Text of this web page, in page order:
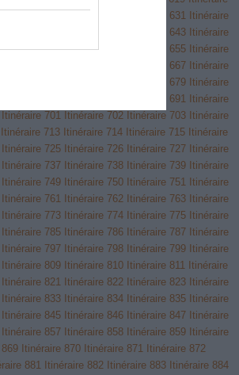
Itinéraire 631 Itinéraire
Itinéraire 643 Itinéraire
Itinéraire 653 Itinéraire 654 Itinéraire 655 Itinéraire
Itinéraire 667 Itinéraire
Itinéraire 679 Itinéraire
Itinéraire 691 Itinéraire
Itinéraire 701 Itinéraire 702 Itinéraire 703 Itinéraire
Itinéraire 713 Itinéraire 714 Itinéraire 715 Itinéraire
Itinéraire 725 Itinéraire 726 Itinéraire 727 Itinéraire
Itinéraire 737 Itinéraire 738 Itinéraire 739 Itinéraire
Itinéraire 749 Itinéraire 750 Itinéraire 751 Itinéraire
Itinéraire 761 Itinéraire 762 Itinéraire 763 Itinéraire
Itinéraire 773 Itinéraire 774 Itinéraire 775 Itinéraire
Itinéraire 785 Itinéraire 786 Itinéraire 787 Itinéraire
Itinéraire 797 Itinéraire 798 Itinéraire 799 Itinéraire
Itinéraire 809 Itinéraire 810 Itinéraire 811 Itinéraire
Itinéraire 821 Itinéraire 822 Itinéraire 823 Itinéraire
Itinéraire 833 Itinéraire 834 Itinéraire 835 Itinéraire
Itinéraire 845 Itinéraire 846 Itinéraire 847 Itinéraire
Itinéraire 857 Itinéraire 858 Itinéraire 859 Itinéraire
869 Itinéraire 870 Itinéraire 871 Itinéraire 872
881 Itinéraire 882 Itinéraire 883 Itinéraire 884